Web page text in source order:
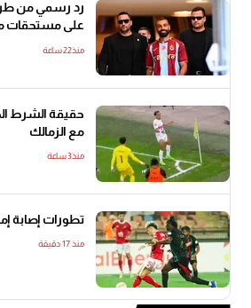
رد رسمي من
على مستحقات
منذ22 ساعة
حقيقة الشرط
مع الزمالك
منذ3 ساعة
تطورات إصابة
منذ 17 دقيقة